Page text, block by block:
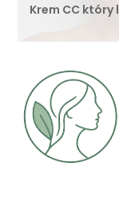
Krem CC który